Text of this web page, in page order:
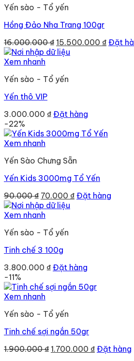
Yến sào - Tổ yến
Hồng Đảo Nha Trang 100gr
16.000.000₫ Giá
gốc
15.500.000 ₫Giá
Đặt
Xem nhanh
Yến sào - Tổ yến
Yến thô VIP
3.000.000 ₫ Đặt hàng
-22%
Xem nhanh
Yến Sào Chưng Sẵn
Yến Kids 3000mg Tổ Yến
90.000₫ Giá
gốc
là:
70.000 ₫Giá
Đặt hàng
Xem nhanh
Yến sào - Tổ yến
Tinh chế 3 100g
3.800.000 ₫ Đặt hàng
-11%
Xem nhanh
Yến sào - Tổ yến
Tinh chế sợi ngắn 50gr
1.900.000₫ Giá
1.700.000 ₫Giá
Đặt hàng